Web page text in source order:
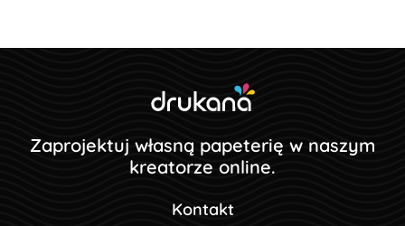
Zaprojektuj własną papeterię w naszym
kreatorze online.
Kontakt